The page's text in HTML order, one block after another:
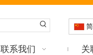
联系我们 关